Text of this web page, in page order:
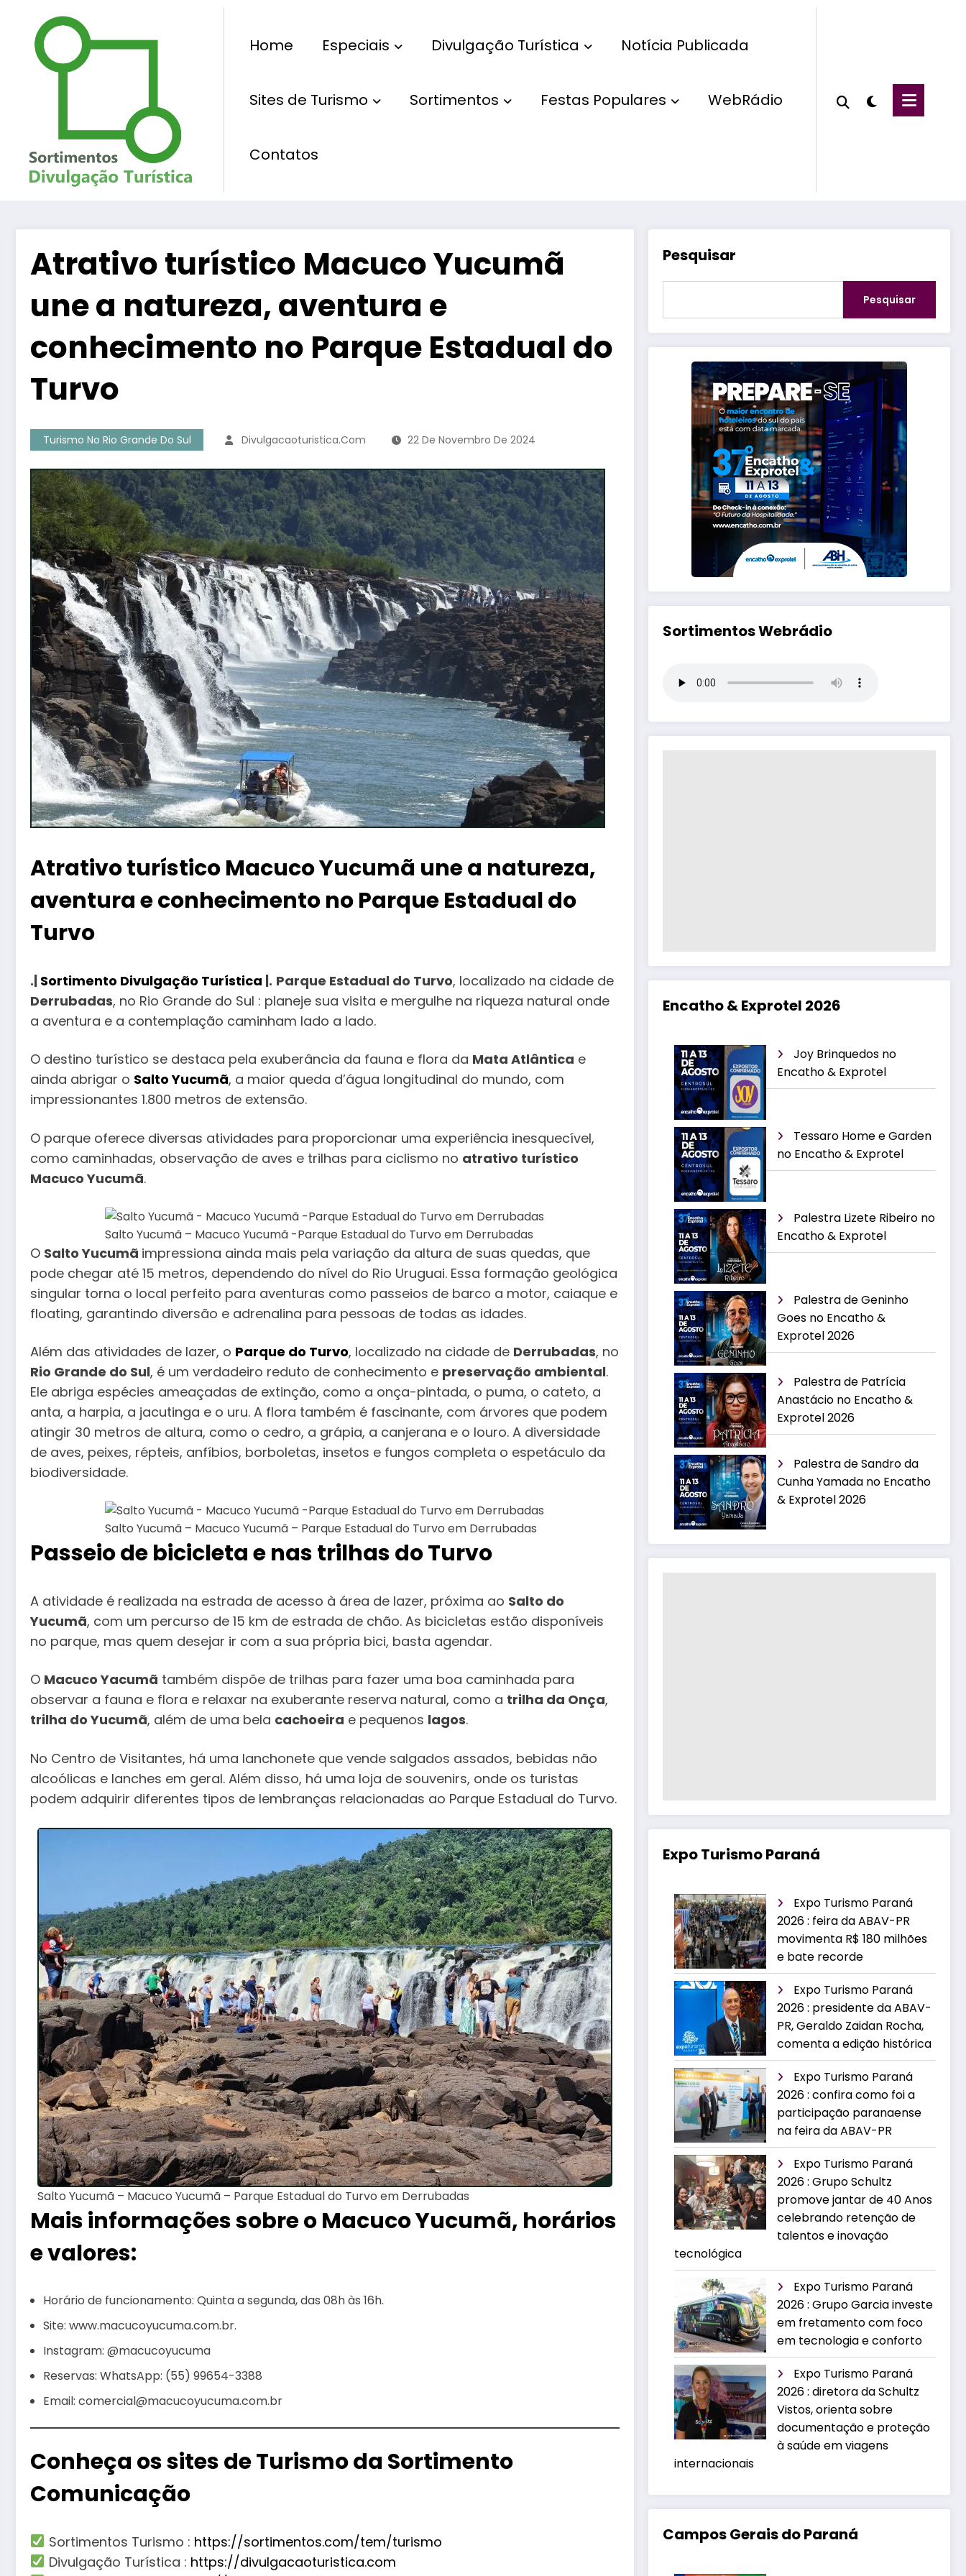
conteúdo
Home Especiais Divulgação Turística Notícia Publicada
Sites de Turismo Sortimentos Festas Populares WebRádio
Contatos
Atrativo turístico Macuco Yucumã
une a natureza, aventura e
conhecimento no Parque Estadual do
Turvo
Turismo No Rio Grande Do Sul Divulgacaoturistica.com 22 De Novembro De 2024
Atrativo turístico Macuco Yucumã une a natureza,
aventura e conhecimento no Parque Estadual do
Turvo
.| Sortimento Divulgação Turística |. Parque Estadual do Turvo, localizado na cidade de
Derrubadas, no Rio Grande do Sul : planeje sua visita e mergulhe na riqueza natural onde
a aventura e a contemplação caminham lado a lado.
O destino turístico se destaca pela exuberância da fauna e flora da Mata Atlântica e
ainda abrigar o Salto Yucumã, a maior queda d’água longitudinal do mundo, com
impressionantes 1.800 metros de extensão.
O parque oferece diversas atividades para proporcionar uma experiência inesquecível,
como caminhadas, observação de aves e trilhas para ciclismo no atrativo turístico
Macuco Yucumã.
Salto Yucumã – Macuco Yucumã -Parque Estadual do Turvo em Derrubadas
O Salto Yucumã impressiona ainda mais pela variação da altura de suas quedas, que
pode chegar até 15 metros, dependendo do nível do Rio Uruguai. Essa formação geológica
singular torna o local perfeito para aventuras como passeios de barco a motor, caiaque e
floating, garantindo diversão e adrenalina para pessoas de todas as idades.
Além das atividades de lazer, o Parque do Turvo, localizado na cidade de Derrubadas, no
Rio Grande do Sul, é um verdadeiro reduto de conhecimento e preservação ambiental.
Ele abriga espécies ameaçadas de extinção, como a onça-pintada, o puma, o cateto, a
anta, a harpia, a jacutinga e o uru. A flora também é fascinante, com árvores que podem
atingir 30 metros de altura, como o cedro, a grápia, a canjerana e o louro. A diversidade
de aves, peixes, répteis, anfíbios, borboletas, insetos e fungos completa o espetáculo da
biodiversidade.
Salto Yucumã – Macuco Yucumã – Parque Estadual do Turvo em Derrubadas
Passeio de bicicleta e nas trilhas do Turvo
A atividade é realizada na estrada de acesso à área de lazer, próxima ao Salto do
Yucumã, com um percurso de 15 km de estrada de chão. As bicicletas estão disponíveis
no parque, mas quem desejar ir com a sua própria bici, basta agendar.
O Macuco Yacumã também dispõe de trilhas para fazer uma boa caminhada para
observar a fauna e flora e relaxar na exuberante reserva natural, como a trilha da Onça,
trilha do Yucumã, além de uma bela cachoeira e pequenos lagos.
No Centro de Visitantes, há uma lanchonete que vende salgados assados, bebidas não
alcoólicas e lanches em geral. Além disso, há uma loja de souvenirs, onde os turistas
podem adquirir diferentes tipos de lembranças relacionadas ao Parque Estadual do Turvo.
Salto Yucumã – Macuco Yucumã – Parque Estadual do Turvo em Derrubadas
Mais informações sobre o Macuco Yucumã, horários
e valores:
Horário de funcionamento: Quinta a segunda, das 08h às 16h.
Site: www.macucoyucuma.com.br.
Instagram: @macucoyucuma
Reservas: WhatsApp: (55) 99654-3388
Email: comercial@macucoyucuma.com.br
Conheça os sites de Turismo da Sortimento
Comunicação
Sortimentos Turismo : https://sortimentos.com/tem/turismo
Divulgação Turística : https://divulgacaoturistica.com
Pesquisar
Pesquisar
Sortimentos Webrádio
Encatho & Exprotel 2026
Joy Brinquedos no
Encatho & Exprotel
Tessaro Home e Garden
no Encatho & Exprotel
Palestra Lizete Ribeiro no
Encatho & Exprotel
Palestra de Geninho
Goes no Encatho &
Exprotel 2026
Palestra de Patrícia
Anastácio no Encatho &
Exprotel 2026
Palestra de Sandro da
Cunha Yamada no Encatho
& Exprotel 2026
Expo Turismo Paraná
Expo Turismo Paraná
2026 : feira da ABAV-PR
movimenta R$ 180 milhões
e bate recorde
Expo Turismo Paraná
2026 : presidente da ABAV-
PR, Geraldo Zaidan Rocha,
comenta a edição histórica
Expo Turismo Paraná
2026 : confira como foi a
participação paranaense
na feira da ABAV-PR
Expo Turismo Paraná
2026 : Grupo Schultz
promove jantar de 40 Anos
celebrando retenção de
talentos e inovação
tecnológica
Expo Turismo Paraná
2026 : Grupo Garcia investe
em fretamento com foco
em tecnologia e conforto
Expo Turismo Paraná
2026 : diretora da Schultz
Vistos, orienta sobre
documentação e proteção
à saúde em viagens
internacionais
Campos Gerais do Paraná